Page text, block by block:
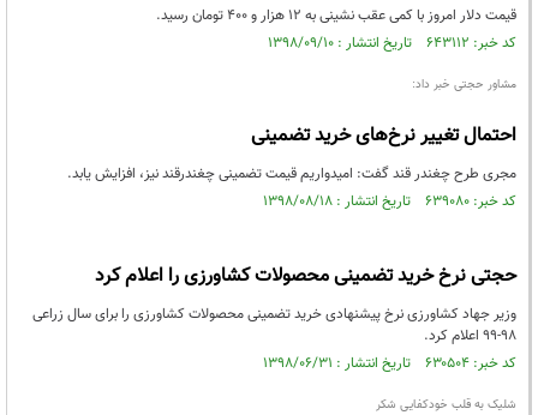
قیمت دلار امروز با کمی عقب نشینی به ۱۲ هزار و ۴۰۰ تومان رسید.
کد خبر: ۶۴۳۱۱۲ تاریخ انتشار : ۱۳۹۸/۰۹/۱۰
مشاور حجتی خبر داد:
احتمال تغییر نرخ‌های خرید تضمینی
مجری طرح چغندر قند گفت: امیدواریم قیمت تضمینی چغندرقند نیز، افزایش یابد.
کد خبر: ۶۳۹۰۸۰ تاریخ انتشار : ۱۳۹۸/۰۸/۱۸
حجتی نرخ خرید تضمینی محصولات کشاورزی را اعلام کرد
وزیر جهاد کشاورزی نرخ پیشنهادی خرید تضمینی محصولات کشاورزی را برای سال زراعی
۹۸-۹۹ اعلام کرد.
کد خبر: ۶۳۰۵۰۴ تاریخ انتشار : ۱۳۹۸/۰۶/۳۱
شلیک به قلب خودکفایی شکر